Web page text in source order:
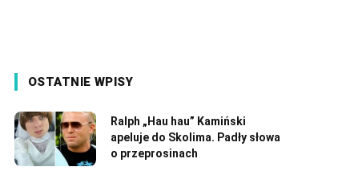
OSTATNIE WPISY
Ralph „Hau hau” Kamiński
apeluje do Skolima. Padły słowa
o przeprosinach